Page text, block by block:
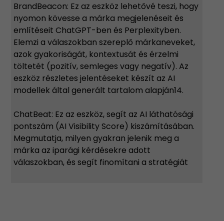
BrandBeacon: Ez az eszköz lehetővé teszi, hogy
nyomon kövesse a márka megjelenéseit és
említéseit ChatGPT-ben és Perplexityben.
Elemzi a válaszokban szereplő márkaneveket,
azok gyakoriságát, kontextusát és érzelmi
töltetét (pozitív, semleges vagy negatív). Az
eszköz részletes jelentéseket készít az AI
modellek által generált tartalom alapján14.
ChatBeat: Ez az eszköz, segít az AI láthatósági
pontszám (AI Visibility Score) kiszámításában.
Megmutatja, milyen gyakran jelenik meg a
márka az iparági kérdésekre adott
válaszokban, és segít finomítani a stratégiát